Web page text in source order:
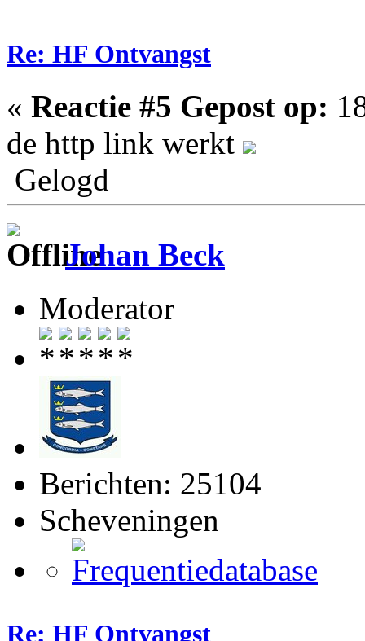
Re: HF Ontvangst
« Reactie #5 Gepost op:
de http link werkt
Gelogd
Johan Beck
Moderator
Berichten: 25104
Scheveningen
Re: HF Ontvangst